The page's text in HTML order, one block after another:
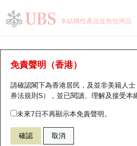
本結構性產品並無抵押品
免責聲明（香港）
請確認閣下為香港居民，及並非美籍人
券法規則S），並已閱讀、理解及接受本
未來7日不再顯示本免責聲明。
確認 取消
認股證分析儀
表現 街貨統計 比較
29293 瑞銀認沽 0005 匯
瑞銀認股證一覽
新發行瑞銀認股證
即將到期認股證
認股證到期結算價查詢
街貨統計
比較
牛熊全景快搜
牛熊證搜尋
牛熊證街貨分佈圖
正股牛熊證列表
街貨統計
比較
十大升幅/跌幅
十大認股證成交分佈
十天股證佔大市成交
資金流
正股分析儀
二十大活躍股份
恒指成份股
國指成份股
持股比重
顯示所有持股比重
每月輪證大市專題
輪證專欄
講座及教育短片
認股證投資者教育